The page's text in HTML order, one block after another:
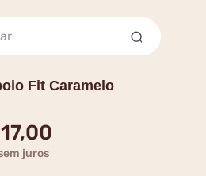
Fit Caramelo
,00
juros